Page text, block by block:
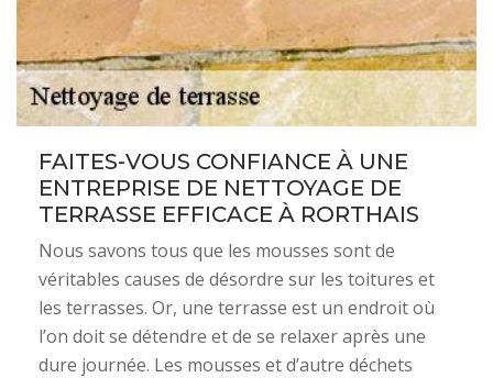
FAITES-VOUS CONFIANCE À UNE
ENTREPRISE DE NETTOYAGE DE
TERRASSE EFFICACE À RORTHAIS
Nous savons tous que les mousses sont de
véritables causes de désordre sur les toitures et
les terrasses. Or, une terrasse est un endroit où
l’on doit se détendre et de se relaxer après une
dure journée. Les mousses et d’autre déchets